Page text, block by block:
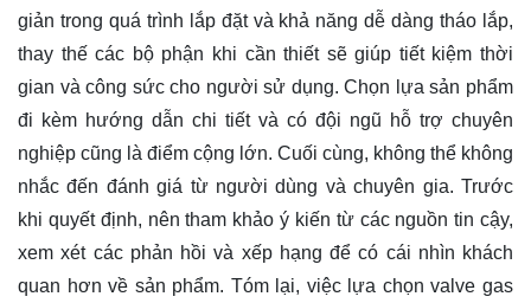
giản trong quá trình lắp đặt và khả năng dễ dàng tháo lắp,
thay thế các bộ phận khi cần thiết sẽ giúp tiết kiệm thời
gian và công sức cho người sử dụng. Chọn lựa sản phẩm
đi kèm hướng dẫn chi tiết và có đội ngũ hỗ trợ chuyên
nghiệp cũng là điểm cộng lớn. Cuối cùng, không thể không
nhắc đến đánh giá từ người dùng và chuyên gia. Trước
khi quyết định, nên tham khảo ý kiến từ các nguồn tin cậy,
xem xét các phản hồi và xếp hạng để có cái nhìn khách
quan hơn về sản phẩm. Tóm lại, việc lựa chọn valve gas